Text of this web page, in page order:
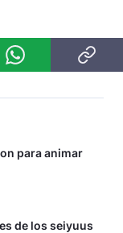
para animar
de los seiyuus